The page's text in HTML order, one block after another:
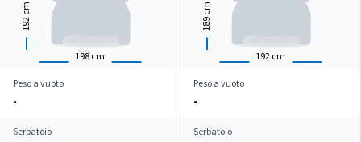
198 cm
192
cm
192 cm
189
cm
Peso a vuoto
-
Peso a vuoto
-
Serbatoio Serbatoio